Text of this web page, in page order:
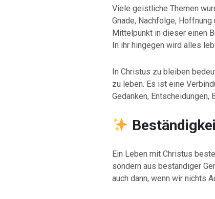
Viele geistliche Themen
Gnade, Nachfolge,
Mittelpunkt in dieser einen
In ihr hingegen wird alles
In Christus zu bleiben
zu leben. Es ist eine
Gedanken,
Ein Leben mit Christus
sondern aus beständiger
auch dann, wenn wir nichts